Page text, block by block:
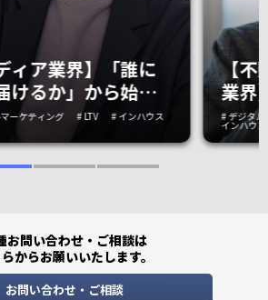
ィア業界】「誰に
けるか」から始め
計。100万PVで停
メディアを成長軌
く「自走組織」の
ーケティング # LTV # インハウス
【不
業界
は“
顧客
# デジタル
インハウス
お問い合わせ・ご相談は
からお願いいたします。
お問い合わせ・ご相談